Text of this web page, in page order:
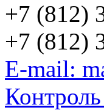
+7 (812)
+7 (812)
E-mail: